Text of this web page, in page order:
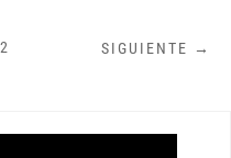
2 SIGUIENTE →